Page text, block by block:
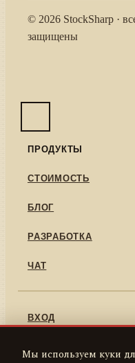
© 2026 StockSharp ·
защищены
Мы используем куки
ПРОДУКТЫ
СТОИМОСТЬ
БЛОГ
РАЗРАБОТКА
ЧАТ
ВХОД